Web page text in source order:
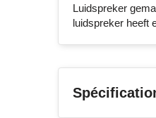
Luidspreker
luidspreker heeft